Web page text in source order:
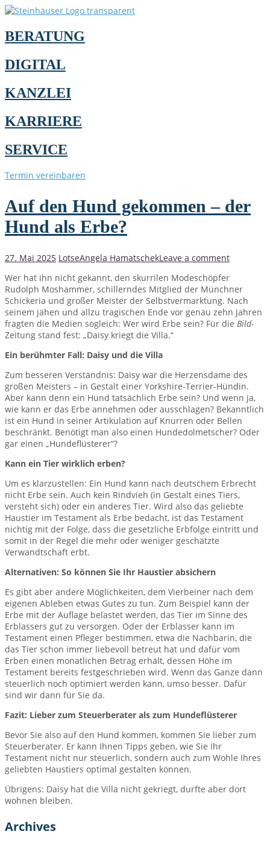
BERATUNG
DIGITAL
KANZLEI
KARRIERE
SERVICE
Termin vereinbaren
Auf den Hund gekommen – der
Hund als Erbe?
27. Mai 2025 LotseAngela HamatschekLeave a comment
Wer hat ihn nicht gekannt, den skurrilen Modeschöpfer
Rudolph Moshammer, schillerndes Mitglied der Münchner
Schickeria und großer Meister der Selbstvermarktung. Nach
seinem jähen und allzu tragischen Ende vor genau zehn Jahren
fragten die Medien sogleich: Wer wird Erbe sein? Für die Bild-
Zeitung stand fest: „Daisy kriegt die Villa.“
Ein berühmter Fall: Daisy und die Villa
Zum besseren Verständnis: Daisy war die Herzensdame des
großen Meisters – in Gestalt einer Yorkshire-Terrier-Hündin.
Aber kann denn ein Hund tatsächlich Erbe sein? Und wenn ja,
wie kann er das Erbe annehmen oder ausschlagen? Bekanntlich
ist ein Hund in seiner Artikulation auf Knurren oder Bellen
beschränkt. Benötigt man also einen Hundedolmetscher? Oder
gar einen „Hundeflüsterer“?
Kann ein Tier wirklich erben?
Um es klarzustellen: Ein Hund kann nach deutschem Erbrecht
nicht Erbe sein. Auch kein Rindvieh (in Gestalt eines Tiers,
versteht sich) oder ein anderes Tier. Wird also das geliebte
Haustier im Testament als Erbe bedacht, ist das Testament
nichtig mit der Folge, dass die gesetzliche Erbfolge eintritt und
somit in der Regel die mehr oder weniger geschätzte
Verwandtschaft erbt.
Alternativen: So können Sie Ihr Haustier absichern
Es gibt aber andere Möglichkeiten, dem Vierbeiner nach dem
eigenen Ableben etwas Gutes zu tun. Zum Beispiel kann der
Erbe mit der Auflage belastet werden, das Tier im Sinne des
Erblassers gut zu versorgen. Oder der Erblasser kann im
Testament einen Pfleger bestimmen, etwa die Nachbarin, die
das Tier schon immer liebevoll betreut hat und dafür vom
Erben einen monatlichen Betrag erhält, dessen Höhe im
Testament bereits festgeschrieben wird. Wenn das Ganze dann
steuerlich noch optimiert werden kann, umso besser. Dafür
sind wir dann für Sie da.
Fazit: Lieber zum Steuerberater als zum Hundeflüsterer
Bevor Sie also auf den Hund kommen, kommen Sie lieber zum
Steuerberater. Er kann Ihnen Tipps geben, wie Sie Ihr
Testament nicht nur steuerlich, sondern auch zum Wohle Ihres
geliebten Haustiers optimal gestalten können.
Übrigens: Daisy hat die Villa nicht gekriegt, durfte aber dort
wohnen bleiben.
Archives